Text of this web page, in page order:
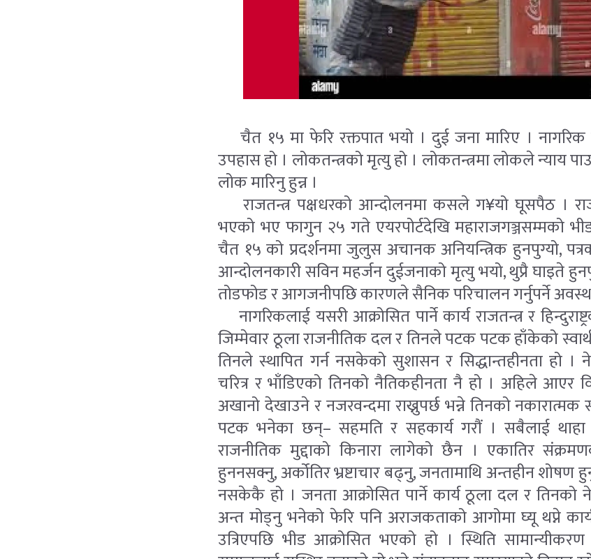
चैत १५ मा फेरि रक्तपात भयो । दुई जना मारिए । नागरिक
उपहास हो । लोकतन्त्रको मृत्यु हो । लोकतन्त्रमा लोकले न्याय
लोक मारिनु हुन्न ।
राजतन्त्र पक्षधरको आन्दोलनमा कसले ग¥यो घूसपैठ ।
भएको भए फागुन २५ गते एयरपोर्टदेखि महाराजगञ्जसम्मको
चैत १५ को प्रदर्शनमा जुलुस अचानक अनियन्त्रिक हुनपुग्यो,
आन्दोलनकारी सविन महर्जन दुईजनाको मृत्यु भयो, थुप्रै घाइते
तोडफोड र आगजनीपछि कारणले सैनिक परिचालन गर्नुपर्ने अवस्था
नागरिकलाई यसरी आक्रोसित पार्ने कार्य राजतन्त्र र
जिम्मेवार ठूला राजनीतिक दल र तिनले पटक पटक हाँकेको स्वार्थी
तिनले स्थापित गर्न नसकेको सुशासन र सिद्धान्तहीनता हो
चरित्र र भाँडिएको तिनको नैतिकहीनता नै हो । अहिले आएर
अखानो देखाउने र नजरवन्दमा राख्नुपर्छ भन्ने तिनको
पटक भनेका छन्– सहमति र सहकार्य गरौं । सबैलाई थाहा
राजनीतिक मुद्दाको किनारा लागेको छैन । एकातिर
हुननसक्नु, अर्कोतिर भ्रष्टाचार बढ्नु, जनतामाथि अन्तहीन
नसकेकै हो । जनता आक्रोसित पार्ने कार्य ठूला दल र तिनको
अन्त मोड्नु भनेको फेरि पनि अराजकताको आगोमा घ्यू थप्ने
उत्रिएपछि भीड आक्रोसित भएको हो । स्थिति सामान्यीकरण